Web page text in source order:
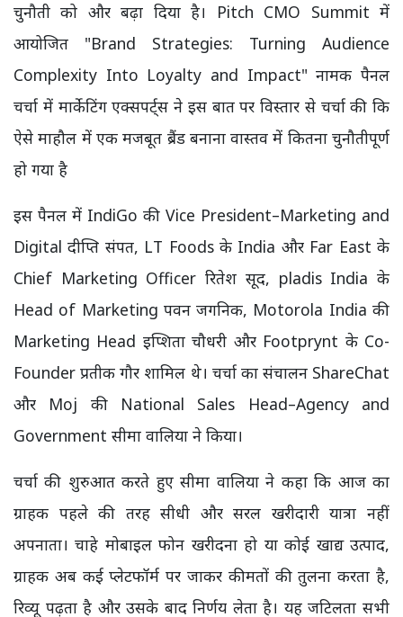
चुनौती को और बढ़ा दिया है। Pitch CMO Summit में
आयोजित "Brand Strategies: Turning Audience
Complexity Into Loyalty and Impact" नामक पैनल
चर्चा में मार्केटिंग एक्सपर्ट्स ने इस बात पर विस्तार से चर्चा की कि
ऐसे माहौल में एक मजबूत ब्रैंड बनाना वास्तव में कितना चुनौतीपूर्ण
हो गया है
इस पैनल में IndiGo की Vice President–Marketing and
Digital दीप्ति संपत, LT Foods के India और Far East के
Chief Marketing Officer रितेश सूद, pladis India के
Head of Marketing पवन जगनिक, Motorola India की
Marketing Head इप्शिता चौधरी और Footprynt के Co-
Founder प्रतीक गौर शामिल थे। चर्चा का संचालन ShareChat
और Moj की National Sales Head–Agency and
Government सीमा वालिया ने किया।
चर्चा की शुरुआत करते हुए सीमा वालिया ने कहा कि आज का
ग्राहक पहले की तरह सीधी और सरल खरीदारी यात्रा नहीं
अपनाता। चाहे मोबाइल फोन खरीदना हो या कोई खाद्य उत्पाद,
ग्राहक अब कई प्लेटफॉर्म पर जाकर कीमतों की तुलना करता है,
रिव्यू पढ़ता है और उसके बाद निर्णय लेता है। यह जटिलता सभी